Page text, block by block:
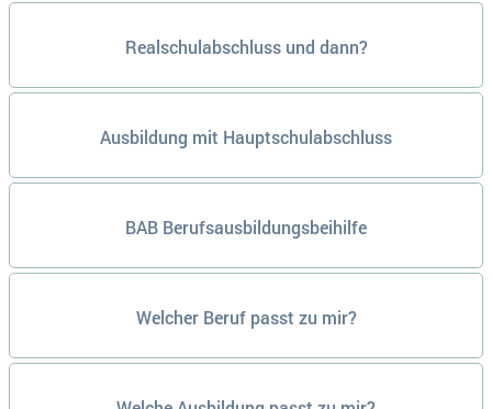
Realschulabschluss und dann?
Ausbildung mit Hauptschulabschluss
BAB Berufsausbildungsbeihilfe
Welcher Beruf passt zu mir?